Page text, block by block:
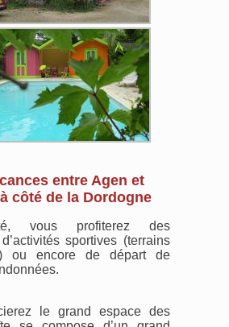
entre Agen et
côté de la Dordogne
vous profiterez des
sportives (terrains
ou encore de départ de
le grand espace des